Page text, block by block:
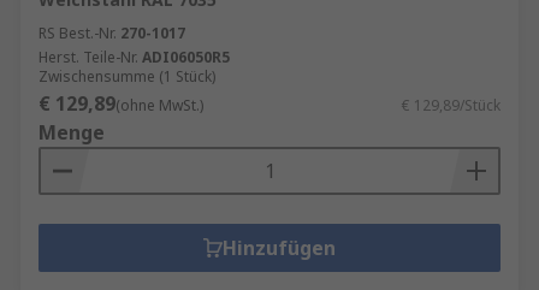
RS Best.-Nr. 270-1017
Herst. Teile-Nr. ADI06050R5
Zwischensumme (1 Stück)
€ 129,89(ohne MwSt.) € 129,89/Stück
Menge
Hinzufügen